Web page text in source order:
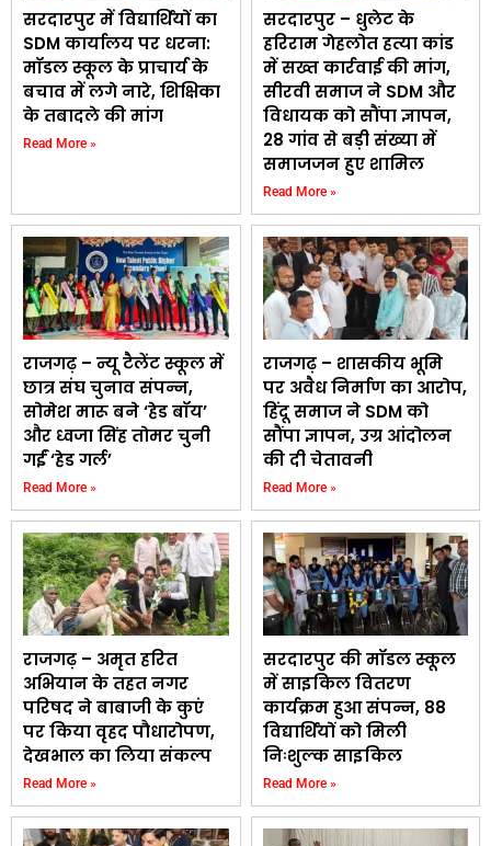
सरदारपुर में विद्यार्थियों का
SDM कार्यालय पर धरना:
मॉडल स्कूल के प्राचार्य के
बचाव में लगे नारे, शिक्षिका
के तबादले की मांग
Read More »
सरदारपुर – धुलेट के
हरिराम गेहलोत हत्या कांड
में सख्त कार्रवाई की मांग,
सीरवी समाज ने SDM और
विधायक को सौंपा ज्ञापन,
28 गांव से बड़ी संख्या में
समाजजन हुए शामिल
Read More »
राजगढ़ – न्यू टैलेंट स्कूल में
छात्र संघ चुनाव संपन्न,
सोमेश मारू बने ‘हेड बॉय’
और ध्वजा सिंह तोमर चुनी
गईं ‘हेड गर्ल’
Read More »
राजगढ़ – शासकीय भूमि
पर अवैध निर्माण का आरोप,
हिंदू समाज ने SDM को
सौंपा ज्ञापन, उग्र आंदोलन
की दी चेतावनी
Read More »
राजगढ़ – अमृत हरित
अभियान के तहत नगर
परिषद ने बाबाजी के कुएं
पर किया वृहद पौधारोपण,
देखभाल का लिया संकल्प
Read More »
सरदारपुर की मॉडल स्कूल
में साइकिल वितरण
कार्यक्रम हुआ संपन्न, 88
विद्यार्थियों को मिली
निःशुल्क साइकिल
Read More »